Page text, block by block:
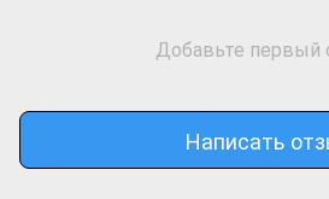
Добавьте первый
Написать